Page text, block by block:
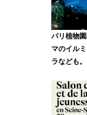
パリ植物
マのイル
ラなども。